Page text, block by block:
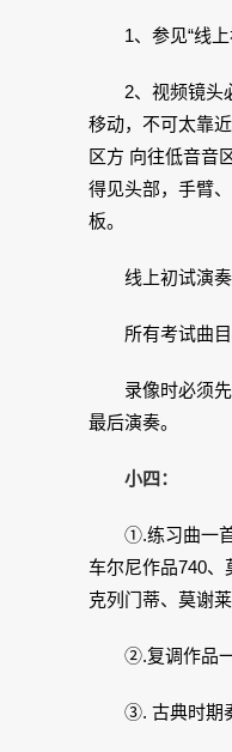
1、参见“线上
2、视频镜头必
移动，不可太靠
区方 向往低音音
得见头部，手臂
板。
线上初试演奏
所有考试曲目
录像时必须先
最后演奏。
小四：
①.练习曲一首(
车尔尼作品740、
克列门蒂、莫谢
②.复调作品一
③. 古典时期奏